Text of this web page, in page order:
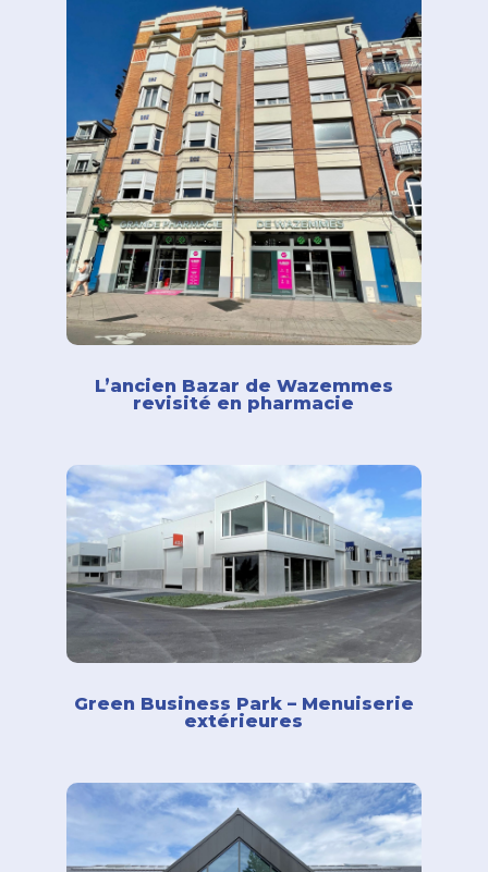
L’ancien Bazar de Wazemmes
revisité en pharmacie
Green Business Park – Menuiserie
extérieures